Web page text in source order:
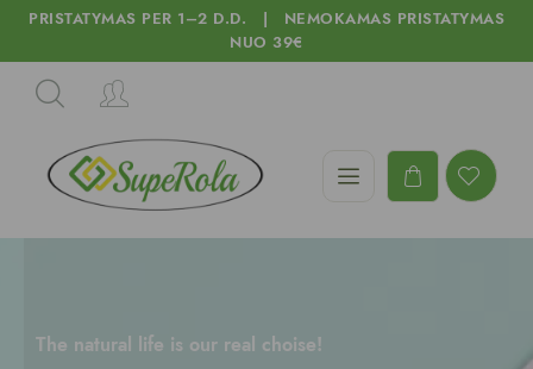
PRISTATYMAS PER 1–2 D.D. | NEMOKAMAS PRISTATYMAS
NUO 39€
The natural life is our real choise!